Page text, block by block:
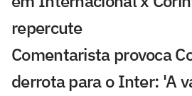
repercute
Comentarista provoca
derrota para o Inter: 'A